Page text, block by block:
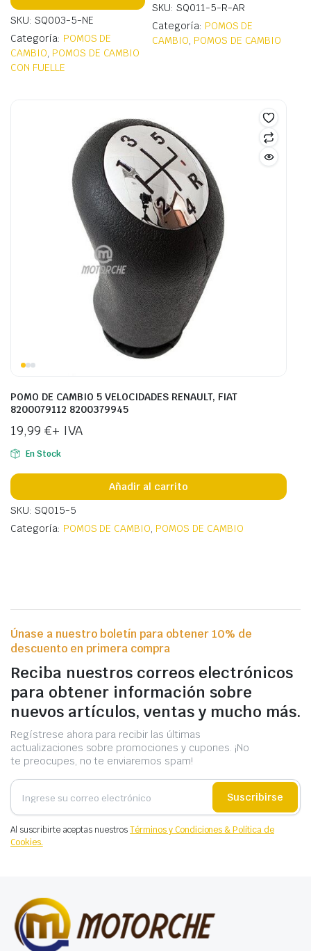
SKU: SQ003-5-NE
Categoría: POMOS DE
CAMBIO, POMOS DE CAMBIO
CON FUELLE
SKU: SQ011-5-R-AR
Categoría: POMOS DE
CAMBIO, POMOS DE CAMBIO
POMO DE CAMBIO 5 VELOCIDADES RENAULT, FIAT
8200079112 8200379945
19,99 €+ IVA
En Stock
Añadir al carrito
SKU: SQ015-5
Categoría: POMOS DE CAMBIO, POMOS DE CAMBIO
Únase a nuestro boletín para obtener 10% de
descuento en primera compra
Reciba nuestros correos electrónicos
para obtener información sobre
nuevos artículos, ventas y mucho más.
Regístrese ahora para recibir las últimas
actualizaciones sobre promociones y cupones. ¡No
te preocupes, no te enviaremos spam!
Suscribirse
Al suscribirte aceptas nuestrosTérminos y Condiciones & Política de
Cookies.